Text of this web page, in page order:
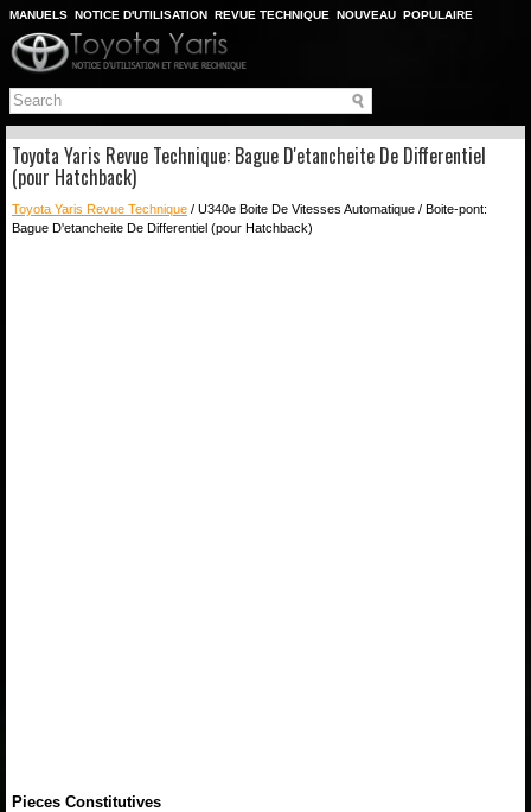
MANUELS NOTICE D'UTILISATION REVUE TECHNIQUE NOUVEAU POPULAIRE
PLAN DU SITE
CHERCHER
Toyota Yaris Revue Technique: Bague D'etancheite De Differentiel
(pour Hatchback)
Toyota Yaris Revue Technique / U340e Boite De Vitesses Automatique / Boite-pont:
Bague D'etancheite De Differentiel (pour Hatchback)
Pieces Constitutives